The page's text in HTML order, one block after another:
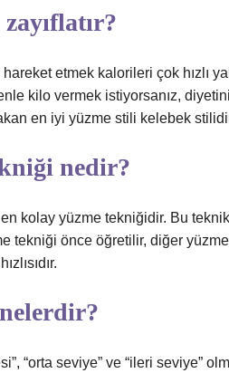
etmek kalorileri çok hızlı
kilo vermek istiyorsanız,
en iyi yüzme stili kelebek
nedir?
kolay yüzme tekniğidir. Bu
tekniği önce öğretilir, diğer
“orta seviye” ve “ileri seviye”